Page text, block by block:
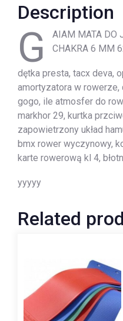
Description
G
AIAM MATA DO
CHAKRA 6 MM
dętka presta, tacx deva,
amortyzatora w
gogo, ile atmosfer do
markhor 29, kurtka
zapowietrzony układ
bmx rower wyczynowy,
karte rowerową kl 4,
yyyyy
Related